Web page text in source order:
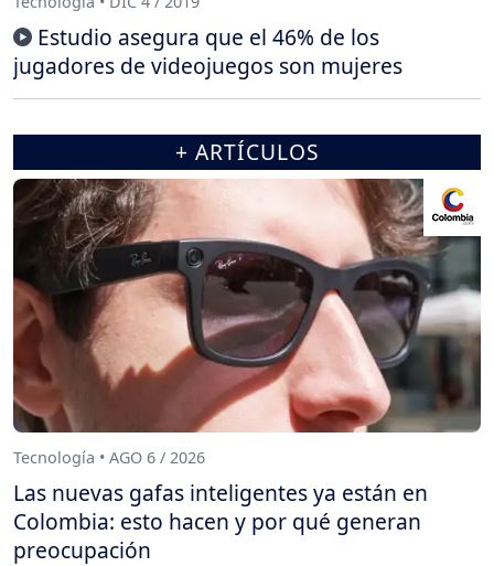
Estudio asegura que el 46% de los
jugadores de videojuegos son mujeres
+ ARTÍCULOS
Tecnología • AGO 6 / 2026
Las nuevas gafas inteligentes ya están en
Colombia: esto hacen y por qué generan
preocupación